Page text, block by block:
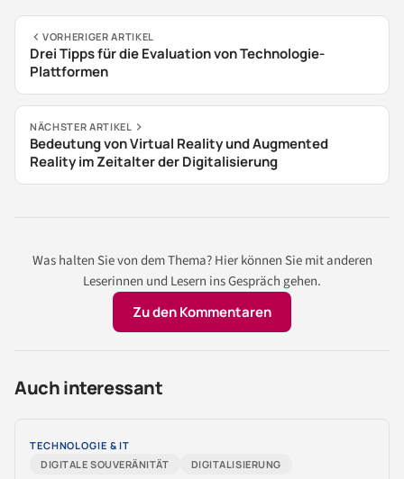
VORHERIGER ARTIKEL
Drei Tipps für die Evaluation von Technologie-
Plattformen
NÄCHSTER ARTIKEL
Bedeutung von Virtual Reality und Augmented
Reality im Zeitalter der Digitalisierung
Was halten Sie von dem Thema? Hier können Sie mit anderen
Leserinnen und Lesern ins Gespräch gehen.
Zu den Kommentaren
Auch interessant
TECHNOLOGIE & IT
DIGITALE SOUVERÄNITÄT
DIGITALISIERUNG